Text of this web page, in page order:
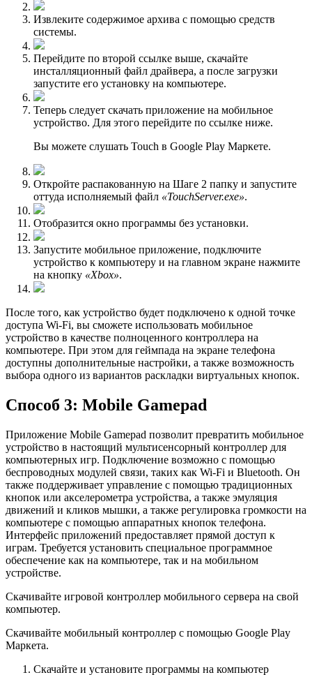
Извлеките содержимое архива с помощью средств
системы.
Перейдите по второй ссылке выше, скачайте
инсталляционный файл драйвера, а после загрузки
запустите его установку на компьютере.
Теперь следует скачать приложение на мобильное
устройство. Для этого перейдите по ссылке ниже.
Вы можете слушать Touch в Google Play Маркете.
Откройте распакованную на Шаге 2 папку и запустите
оттуда исполняемый файл «TouchServer.exe».
Отобразится окно программы без установки.
Запустите мобильное приложение, подключите
устройство к компьютеру и на главном экране нажмите
на кнопку «Xbox».
После того, как устройство будет подключено к одной точке
доступа Wi-Fi, вы сможете использовать мобильное
устройство в качестве полноценного контроллера на
компьютере. При этом для геймпада на экране телефона
доступны дополнительные настройки, а также возможность
выбора одного из вариантов раскладки виртуальных кнопок.
Способ 3: Mobile Gamepad
Приложение Mobile Gamepad позволит превратить мобильное
устройство в настоящий мультисенсорный контроллер для
компьютерных игр. Подключение возможно с помощью
беспроводных модулей связи, таких как Wi-Fi и Bluetooth. Он
также поддерживает управление с помощью традиционных
кнопок или акселерометра устройства, а также эмуляция
движений и кликов мышки, а также регулировка громкости на
компьютере с помощью аппаратных кнопок телефона.
Интерфейс приложений предоставляет прямой доступ к
играм. Требуется установить специальное программное
обеспечение как на компьютере, так и на мобильном
устройстве.
Скачивайте игровой контроллер мобильного сервера на свой
компьютер.
Скачивайте мобильный контроллер с помощью Google Play
Маркета.
Скачайте и установите программы на компьютер